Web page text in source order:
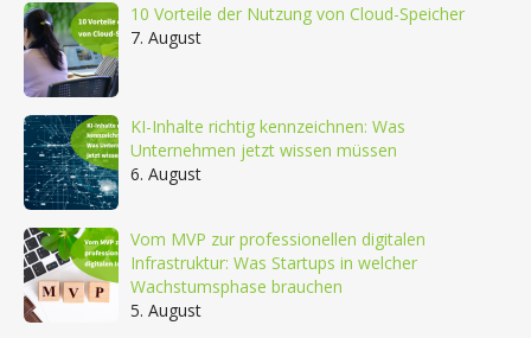
10 Vorteile der Nutzung von Cloud-Speicher
7. August
KI-Inhalte richtig kennzeichnen: Was
Unternehmen jetzt wissen müssen
6. August
Vom MVP zur professionellen digitalen
Infrastruktur: Was Startups in welcher
Wachstumsphase brauchen
5. August